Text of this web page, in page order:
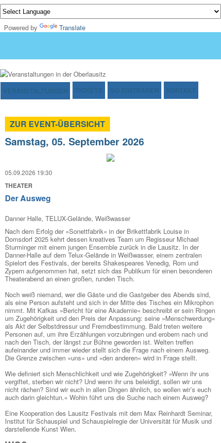
Powered by Translate
VERANSTALTUNGEN TICKETS SO EINTRAGEN KONTAKT
ZUR EVENT-ÜBERSICHT
Samstag, 05. September 2026
05.09.2026 19:30
THEATER
Der Ausweg
Danner Halle, TELUX-Gelände, Weißwasser
Nach dem Erfolg der »Sonettfabrik« in der Brikettfabrik Louise in
Domsdorf 2025 kehrt dessen kreatives Team um Regisseur Michael
Sturminger mit einem jungen Ensemble zurück in die Lausitz. In der
Danner-Halle auf dem Telux-Gelände in Weißwasser, einem zentralen
Spielort des Festivals, der bereits Shakespeares Venedig, Rom und
Zypern aufgenommen hat, setzt sich das Publikum für einen besonderen
Theaterabend an einen großen, runden Tisch.
Noch weiß niemand, wer die Gäste und die Gastgeber des Abends sind,
als eine Person aufsteht und sich in der Mitte des Tisches ein Mikrophon
nimmt. Mit Kafkas »Bericht für eine Akademie« beschreibt er sein Ringen
um Zugehörigkeit und den Preis der Anpassung: seine »Menschwerdung«
als Akt der Selbstdressur und Fremdbestimmung. Bald treten weitere
Personen auf, um ihre Erzählungen vorzubringen und erobern nach und
nach den Tisch, der längst zur Bühne geworden ist. Welten treffen
aufeinander und immer wieder stellt sich die Frage nach einem Ausweg.
Die Grenze zwischen »uns« und »den anderen« wird in Frage stellt.
Wie definiert sich Menschlichkeit und wie Zugehörigkeit? »Wenn ihr uns
vergiftet, sterben wir nicht? Und wenn ihr uns beleidigt, sollen wir uns
nicht rächen? Sind wir euch in allen Dingen ähnlich, so wollen wir’s euch
auch darin gleichtun.« Wohin führt uns die Suche nach einem Ausweg?
Eine Kooperation des Lausitz Festivals mit dem Max Reinhardt Seminar,
Institut für Schauspiel und Schauspielregie der Universität für Musik und
darstellende Kunst Wien.